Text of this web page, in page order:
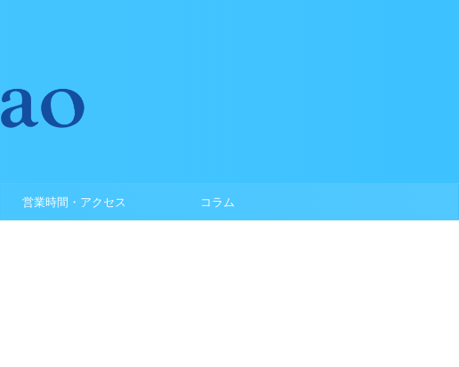
営業時間・アクセス コラム